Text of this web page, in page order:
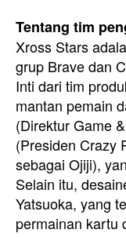
Tentang tim
Xross Stars
grup Brave dan
Inti dari tim
mantan pemain
(Direktur Game
(Presiden Crazy
sebagai Ojiji),
Selain itu,
Yatsuoka, yang
permainan kartu